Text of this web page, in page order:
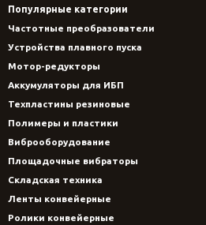
Популярные категории
Частотные преобразователи
Устройства плавного пуска
Мотор-редукторы
Аккумуляторы для ИБП
Техпластины резиновые
Полимеры и пластики
Виброоборудование
Площадочные вибраторы
Складская техника
Ленты конвейерные
Ролики конвейерные